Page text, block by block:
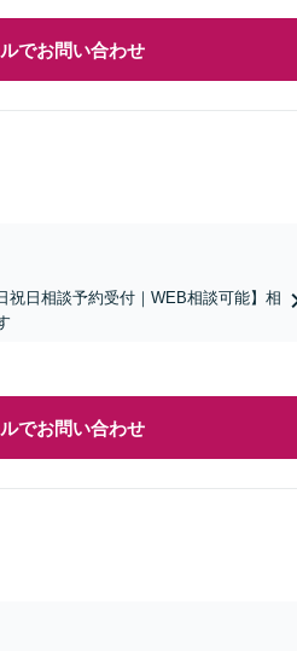
でお問い合わせ
祝日相談予約受付｜WEB相談可能】相
でお問い合わせ